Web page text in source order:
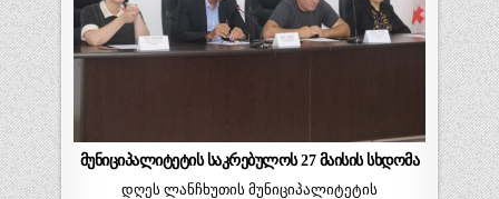
მუნიციპალიტეტის საკრებულოს 27 მაისის სხდომა
დღეს ლანჩხუთის მუნიციპალიტეტის